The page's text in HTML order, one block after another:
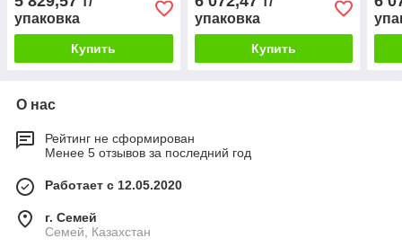
уп.10шт
упаковка
Купить
упаковка
Купить
О нас
Рейтинг не сформирован
Менее 5 отзывов за последний год
Работает с 12.05.2020
г. Семей
Семей, Казахстан